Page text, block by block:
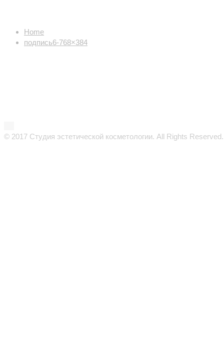
Home
подпись6-768×384
© 2017 Студия эстетической косметологии. All Rights Reserved.